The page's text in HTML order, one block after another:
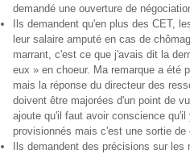
demandé une ouverture de
Ils demandent qu'en plus des CET,
leur salaire amputé en cas de
marrant, c'est ce que j'avais dit la
eux » en choeur. Ma remarque a été
mais la réponse du directeur des
doivent être majorées d'un point de
ajoute qu'il faut avoir conscience
provisionnés mais c'est une sortie de
Ils demandent des précisions sur